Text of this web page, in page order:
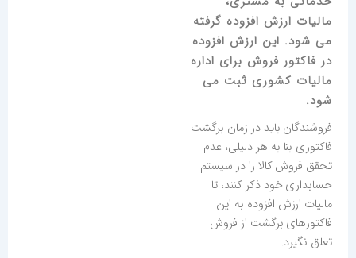
مالیات ارزش افزوده گرفته
می شود. این ارزش افزوده
در فاکتور فروش برای اداره
مالیات کشوری ثبت می
شود.
فروشندگان باید در زمان برگشت
فاکتوری بنا به هر دلیلی، عدم
تحقق فروش کالا را در سیستم
حسابداری خود ذکر کنند، تا
مالیات ارزش افزوده به این
فاکتورهای برگشت از فروش
تعلق نگیرد.